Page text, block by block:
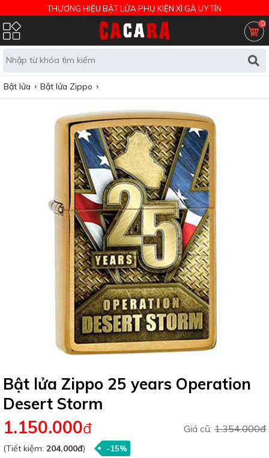
THƯƠNG HIỆU BẬT LỬA PHỤ KIỆN XÌ GÀ UY TÍN
0
Bật lửa Bật lửa Zippo
Bật lửa Zippo 25 years Operation
Desert Storm
Giá cũ: 1.354.000đ
1.150.000đ
(Tiết kiệm: 204,000đ) -15%